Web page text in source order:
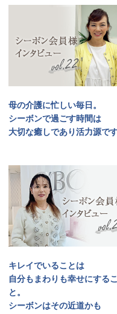
母の介護に忙しい毎日。
シーボンで過ごす時間は
大切な癒しであり活力源です
キレイでいることは
自分もまわりも幸せにするこ
と。
シーボンはその近道かも